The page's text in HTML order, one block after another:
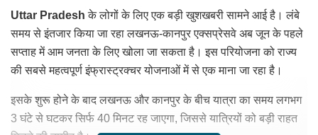
Uttar Pradesh के लोगों के लिए एक बड़ी खुशखबरी सामने आई है। लंबे
समय से इंतजार किया जा रहा लखनऊ-कानपुर एक्सप्रेसवे अब जून के पहले
सप्ताह में आम जनता के लिए खोला जा सकता है। इस परियोजना को राज्य
की सबसे महत्वपूर्ण इंफ्रास्ट्रक्चर योजनाओं में से एक माना जा रहा है।
इसके शुरू होने के बाद लखनऊ और कानपुर के बीच यात्रा का समय लगभग
3 घंटे से घटकर सिर्फ 40 मिनट रह जाएगा, जिससे यात्रियों को बड़ी राहत